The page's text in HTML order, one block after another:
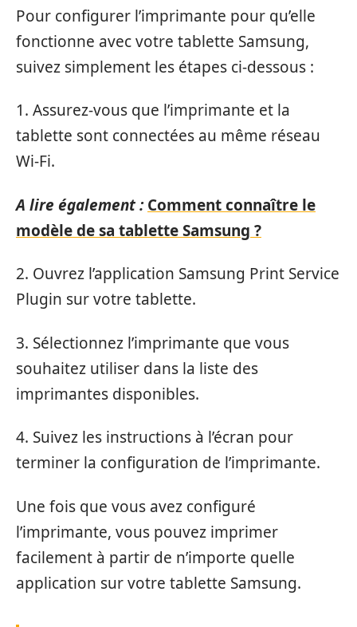
Pour configurer l’imprimante pour qu’elle
fonctionne avec votre tablette Samsung,
suivez simplement les étapes ci-dessous :
1. Assurez-vous que l’imprimante et la
tablette sont connectées au même réseau
Wi-Fi.
A lire également : Comment connaître le
modèle de sa tablette Samsung ?
2. Ouvrez l’application Samsung Print Service
Plugin sur votre tablette.
3. Sélectionnez l’imprimante que vous
souhaitez utiliser dans la liste des
imprimantes disponibles.
4. Suivez les instructions à l’écran pour
terminer la configuration de l’imprimante.
Une fois que vous avez configuré
l’imprimante, vous pouvez imprimer
facilement à partir de n’importe quelle
application sur votre tablette Samsung.